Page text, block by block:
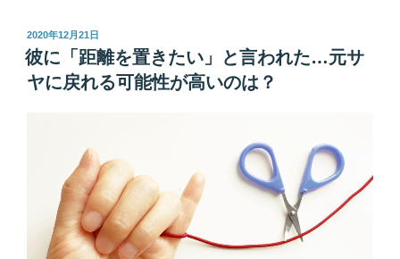
け
ど
気
に
投
稿
日:
2020年12月21日
彼に「距離を置きたい」と言われた…元サ
ヤに戻れる可能性が高いのは？